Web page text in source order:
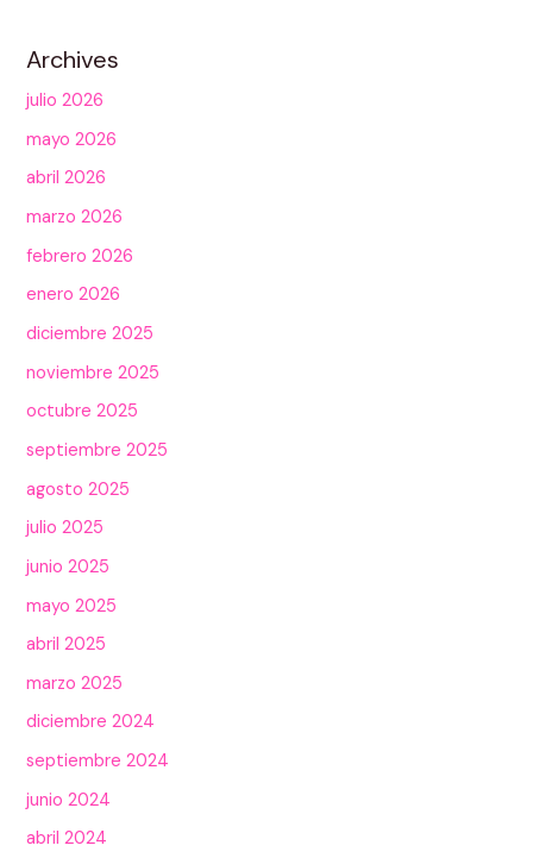
Archives
julio 2026
mayo 2026
abril 2026
marzo 2026
febrero 2026
enero 2026
diciembre 2025
noviembre 2025
octubre 2025
septiembre 2025
agosto 2025
julio 2025
junio 2025
mayo 2025
abril 2025
marzo 2025
diciembre 2024
septiembre 2024
junio 2024
abril 2024